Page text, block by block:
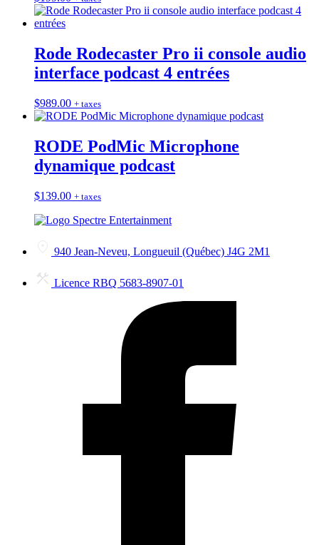
Rode Rodecaster Pro ii console audio
interface podcast 4 entrées
$989.00 + taxes
RODE PodMic Microphone
dynamique podcast
$139.00 + taxes
940 Jean-Neveu, Longueuil (Québec) J4G 2M1
Licence RBQ 5683-8907-01